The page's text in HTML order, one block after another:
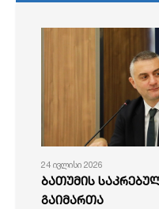
24 ივლისი 2026
ბათუმის
გაიმართა